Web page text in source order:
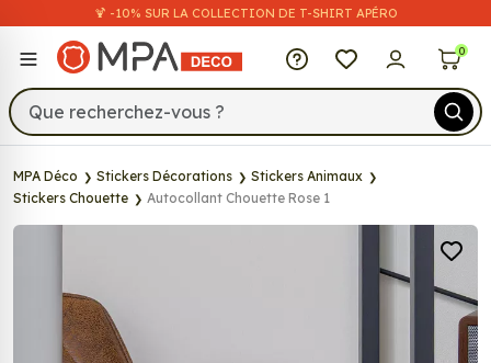
🍹 -10% SUR LA COLLECTION DE T-SHIRT APÉRO
MPA Déco 0
MPA Déco Stickers Décorations
Stickers Animaux
Stickers Chouette
Autocollant Chouette Rose 1